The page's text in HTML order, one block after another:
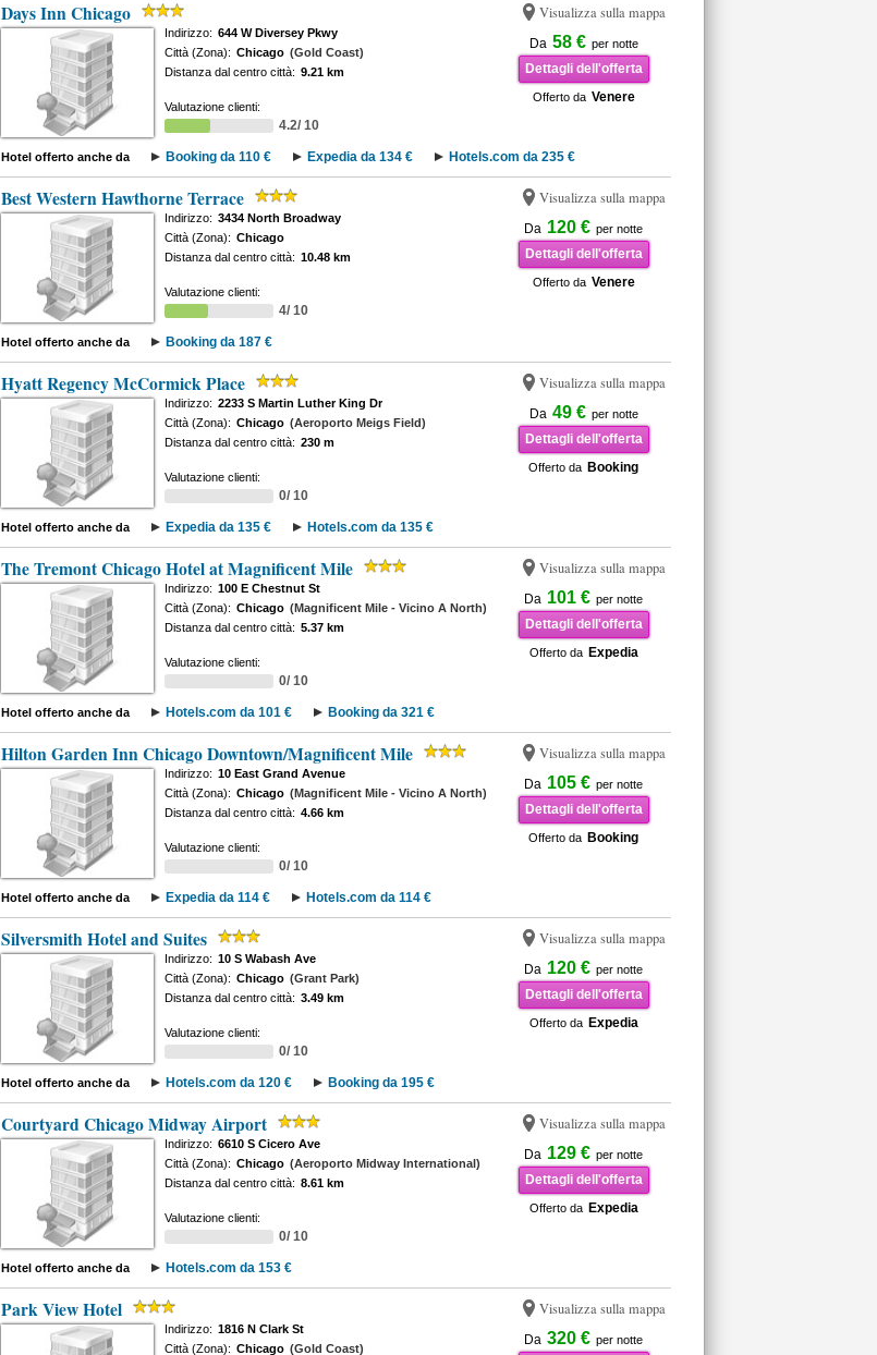
Days Inn Chicago Visualizza sulla mappa
Da 58 € per notte
Dettagli dell'offerta
Offerto da Venere
Indirizzo: 644 W Diversey Pkwy
Città (Zona): Chicago (Gold Coast)
Distanza dal centro città: 9.21 km
Valutazione clienti:
4.2/ 10
Hotel offerto anche da Booking da 110 € Expedia da 134 € Hotels.com da 235 €
Best Western Hawthorne Terrace Visualizza sulla mappa
Da 120 € per notte
Dettagli dell'offerta
Offerto da Venere
Indirizzo: 3434 North Broadway
Città (Zona): Chicago
Distanza dal centro città: 10.48 km
Valutazione clienti:
4/ 10
Hotel offerto anche da Booking da 187 €
Hyatt Regency McCormick Place Visualizza sulla mappa
Da 49 € per notte
Dettagli dell'offerta
Offerto da Booking
Indirizzo: 2233 S Martin Luther King Dr
Città (Zona): Chicago (Aeroporto Meigs Field)
Distanza dal centro città: 230 m
Valutazione clienti:
0/ 10
Hotel offerto anche da Expedia da 135 € Hotels.com da 135 €
The Tremont Chicago Hotel at Magnificent Mile Visualizza sulla mappa
Da 101 € per notte
Dettagli dell'offerta
Offerto da Expedia
Indirizzo: 100 E Chestnut St
Città (Zona): Chicago (Magnificent Mile - Vicino A North)
Distanza dal centro città: 5.37 km
Valutazione clienti:
0/ 10
Hotel offerto anche da Hotels.com da 101 € Booking da 321 €
Hilton Garden Inn Chicago Downtown/Magnificent Mile Visualizza sulla mappa
Da 105 € per notte
Dettagli dell'offerta
Offerto da Booking
Indirizzo: 10 East Grand Avenue
Città (Zona): Chicago (Magnificent Mile - Vicino A North)
Distanza dal centro città: 4.66 km
Valutazione clienti:
0/ 10
Hotel offerto anche da Expedia da 114 € Hotels.com da 114 €
Silversmith Hotel and Suites Visualizza sulla mappa
Da 120 € per notte
Dettagli dell'offerta
Offerto da Expedia
Indirizzo: 10 S Wabash Ave
Città (Zona): Chicago (Grant Park)
Distanza dal centro città: 3.49 km
Valutazione clienti:
0/ 10
Hotel offerto anche da Hotels.com da 120 € Booking da 195 €
Courtyard Chicago Midway Airport Visualizza sulla mappa
Da 129 € per notte
Dettagli dell'offerta
Offerto da Expedia
Indirizzo: 6610 S Cicero Ave
Città (Zona): Chicago (Aeroporto Midway International)
Distanza dal centro città: 8.61 km
Valutazione clienti:
0/ 10
Hotel offerto anche da Hotels.com da 153 €
Park View Hotel Visualizza sulla mappa
Da 320 € per notte
Indirizzo: 1816 N Clark St
Città (Zona): Chicago (Gold Coast)